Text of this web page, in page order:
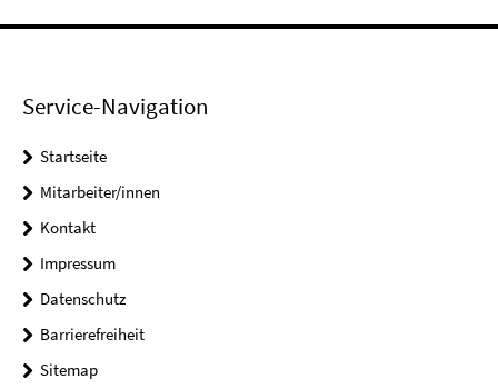
Service-Navigation
Startseite
Mitarbeiter/innen
Kontakt
Impressum
Datenschutz
Barrierefreiheit
Sitemap